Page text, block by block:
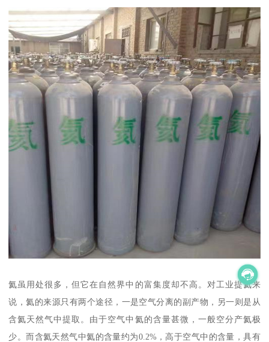
氦虽用处很多，但它在自然界中的富集度却不高。对工业提氦来
说，氦的来源只有两个途径，一是空气分离的副产物，另一则是从
含氦天然气中提取。由于空气中氦的含量甚微，一般空分产氦极
少。而含氦天然气中氦的含量约为0.2%，高于空气中的含量，具有